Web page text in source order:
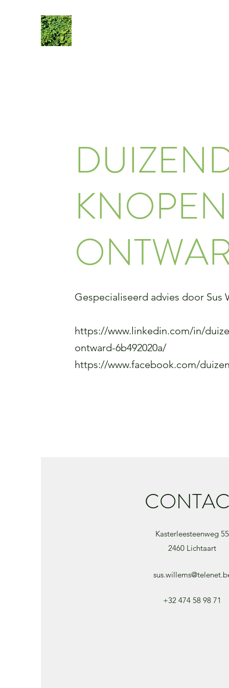
KNOPEN
Gespecialiseerd advies door Sus
https://www.linkedin.com/in/
ontward-6b492020a/
https://www.facebook.com/
Kasterleesteenweg 55
2460 Lichtaart
+32 474 58 98 71